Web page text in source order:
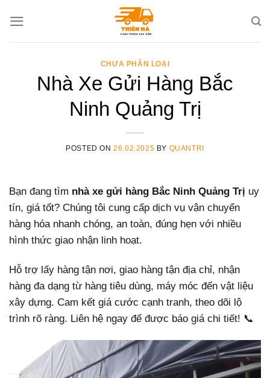
CHƯA PHÂN LOẠI
Nhà Xe Gửi Hàng Bắc
Ninh Quảng Trị
POSTED ON26.02.2025 BY QUANTRI
Bạn đang tìm nhà xe gửi hàng Bắc Ninh Quảng Trị uy
tín, giá tốt? Chúng tôi cung cấp dịch vụ vận chuyển
hàng hóa nhanh chóng, an toàn, đúng hẹn với nhiều
hình thức giao nhận linh hoạt.
Hỗ trợ lấy hàng tận nơi, giao hàng tận địa chỉ, nhận
hàng đa dạng từ hàng tiêu dùng, máy móc đến vật liệu
xây dựng. Cam kết giá cước cạnh tranh, theo dõi lộ
trình rõ ràng. Liên hệ ngay để được báo giá chi tiết! 📞